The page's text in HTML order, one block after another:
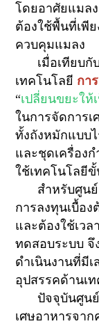
โดยอาศัยแมล
ต้องใช้พื้นที่เพี
ควบคุมแมลง
เมื่อเทียบ
เทคโนโลยี กา
“เปลี่ยนขยะให้
ในการจัดการ
ทั้งถังหมักแบบ
และชุดเครื่อง
ใช้เทคโนโลยีขั้
สำหรับศูน
การลงทุนเบื้อ
และต้องใช้เวล
ทดสอบระบบ จึ
ดำเนินงานที่มี
อุปสรรคด้านเ
ปัจจุบันศูน
เศษอาหารจาก